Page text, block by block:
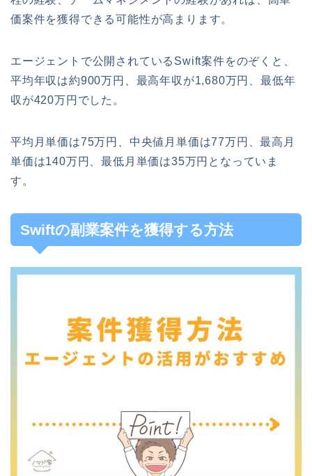
価案件を獲得できる可能性が高まります。
エージェントで公開されているSwift案件をのぞくと、
平均年収は約900万円、最高年収が1,680万円、最低年
収が420万円でした。
平均月単価は75万円、中央値月単価は77万円、最高月
単価は140万円、最低月単価は35万円となっていま
す。
Swiftの副業案件を獲得する方法